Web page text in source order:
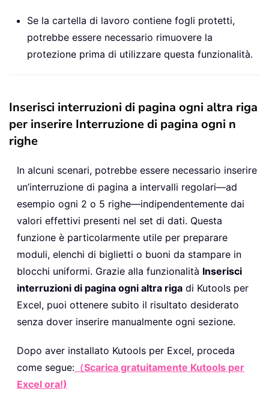
Se la cartella di lavoro contiene fogli protetti,
potrebbe essere necessario rimuovere la
protezione prima di utilizzare questa funzionalità.
Inserisci interruzioni di pagina ogni altra riga
per inserire Interruzione di pagina ogni n
righe
In alcuni scenari, potrebbe essere necessario inserire
un’interruzione di pagina a intervalli regolari—ad
esempio ogni 2 o 5 righe—indipendentemente dai
valori effettivi presenti nel set di dati. Questa
funzione è particolarmente utile per preparare
moduli, elenchi di biglietti o buoni da stampare in
blocchi uniformi. Grazie alla funzionalità Inserisci
interruzioni di pagina ogni altra riga di Kutools per
Excel, puoi ottenere subito il risultato desiderato
senza dover inserire manualmente ogni sezione.
Dopo aver installato Kutools per Excel, proceda
come segue: （Scarica gratuitamente Kutools per
Excel ora!)